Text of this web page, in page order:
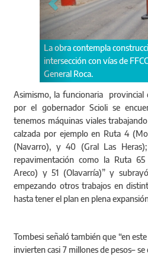
construcción de pavimento en
con vías de FFCC General Belgrano y
Asimismo, la funcionaria provincial
por el gobernador Scioli se
tenemos máquinas viales
calzada por ejemplo en Ruta 4
(Navarro), y 40 (Gral Las
repavimentación como la Ruta
Areco) y 51 (Olavarría)” y
empezando otros trabajos en
hasta tener el plan en plena
Tombesi señaló también que “en
invierten casi 7 millones de pesos–